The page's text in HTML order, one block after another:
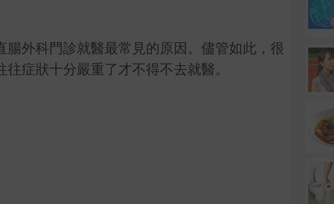
外科門診就醫最常見的原因。儘管如此，很
症狀十分嚴重了才不得不去就醫。